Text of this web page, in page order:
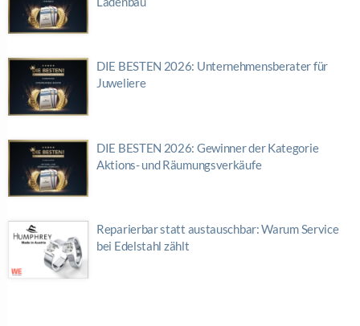
DIE BESTEN 2026: Unternehmensberater für
Juweliere
DIE BESTEN 2026: Gewinner der Kategorie
Aktions- und Räumungsverkäufe
Reparierbar statt austauschbar: Warum Service
bei Edelstahl zählt